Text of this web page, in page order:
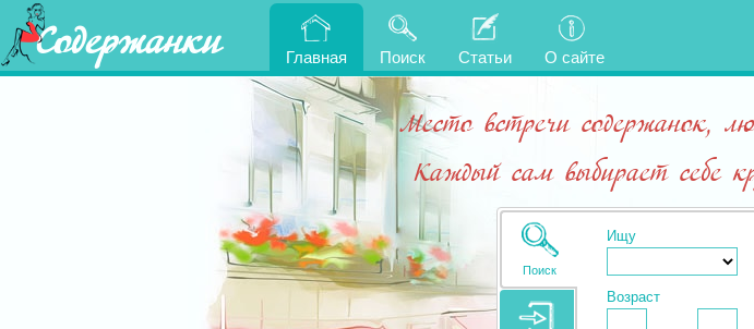
Содержанки Главная Поиск Статьи О сайте
Место встречи содержанок,
Каждый сам выбирает себе
Поиск
Ищу
Возраст